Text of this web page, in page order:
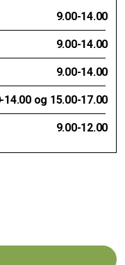
9.00-14.00
9.00-14.00
9.00-14.00
14.00 og 15.00-17.00
9.00-12.00